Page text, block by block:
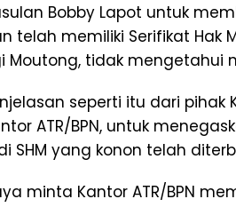
Bobby Lapot untuk
telah memiliki Serifikat Hak
Moutong, tidak mengetahui
seperti itu dari pihak
ATR/BPN, untuk
SHM yang konon telah
minta Kantor ATR/BPN